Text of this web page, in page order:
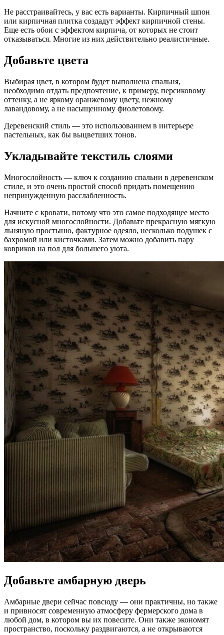
Не расстраивайтесь, у вас есть варианты. Кирпичный шпон
или кирпичная плитка создадут эффект кирпичной стены.
Еще есть обои с эффектом кирпича, от которых не стоит
отказываться. Многие из них действительно реалистичные.
Добавьте цвета
Выбирая цвет, в котором будет выполнена спальня,
необходимо отдать предпочтение, к примеру, персиковому
оттенку, а не яркому оранжевому цвету, нежному
лавандовому, а не насыщенному фиолетовому.
Деревенский стиль — это использованием в интерьере
пастельных, как бы выцветших тонов.
Укладывайте текстиль слоями
Многослойность — ключ к созданию спальни в деревенском
стиле, и это очень простой способ придать помещению
непринужденную расслабленность.
Начните с кровати, потому что это самое подходящее место
для искусной многослойности. Добавьте прекрасную мягкую
льняную простыню, фактурное одеяло, несколько подушек с
бахромой или кисточками. Затем можно добавить пару
ковриков на пол для большего уюта.
Добавьте амбарную дверь
Амбарные двери сейчас повсюду — они практичны, но также
и привносят современную атмосферу фермерского дома в
любой дом, в котором вы их повесите. Они также экономят
пространство, поскольку раздвигаются, а не открываются